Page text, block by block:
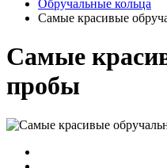
Обручальные кольца
Самые красивые
Самые
пробы